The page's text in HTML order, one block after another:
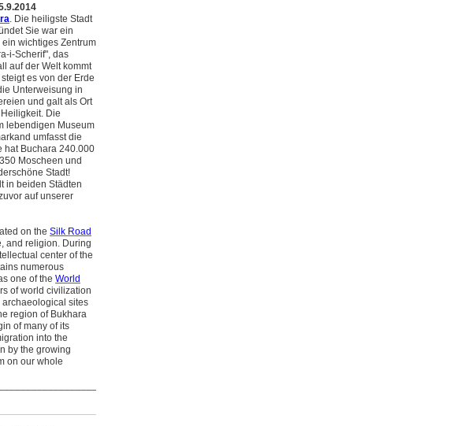
. Die heiligste Stadt
Sie war ein
wichtiges Zentrum
i-Scherif", das
auf der Welt kommt
es von der Erde
Unterweisung in
und galt als Ort
Die
lebendigen Museum
umfasst die
hat Buchara 240.000
Moscheen und
Stadt!
in beiden Städten
auf unserer
on the Silk Road
and religion. During
center of the
numerous
one of the World
of world civilization
archaeological sites
region of Bukhara
of many of its
into the
by the growing
on our whole